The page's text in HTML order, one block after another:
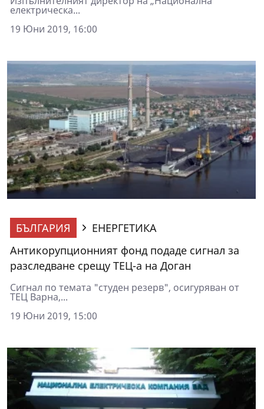
електрическа...
19 Юни 2019, 16:00
БЪЛГАРИЯ
ЕНЕРГЕТИКА
Антикорупционният фонд подаде сигнал за
разследване срещу ТЕЦ-а на Доган
Сигнал по темата "студен резерв", осигуряван от
ТЕЦ Варна,...
19 Юни 2019, 15:00